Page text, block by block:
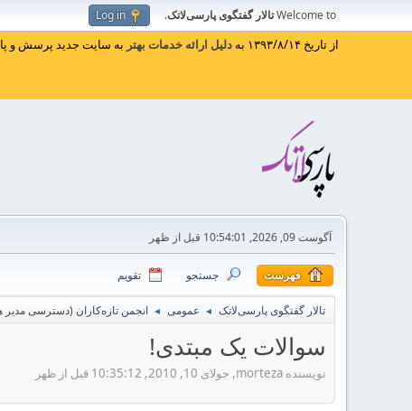
Welcome toتالار گفتگوی پارسی‌لاتک.
Log in
از تاریخ ۱۳۹۳/۸/۱۴ به دلیل ارائه خدمات بهتر به سایت جدید پرسش و
آگوست 09, 2026, 10:54:01 قبل از ظهر
فهرست جستجو تقویم
تالار گفتگوی پارسی‌لاتک ◄ عمومی ◄ انجمن تازه‌کاران (دسترسی مدیر
سوالات یک مبتدی!
نویسنده morteza, جولای 10, 2010, 10:35:12 قبل از ظهر